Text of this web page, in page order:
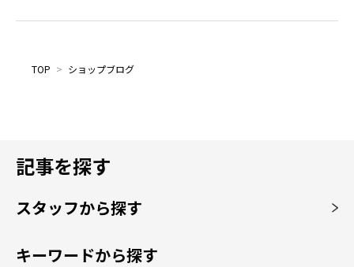
TOP > ショップブログ
記事を探す
スタッフから探す
キーワードから探す